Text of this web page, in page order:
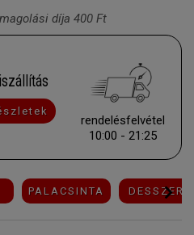
díja 400 Ft
rendelésfelvétel
10:00 - 21:25
PALACSINTA DESSZERT